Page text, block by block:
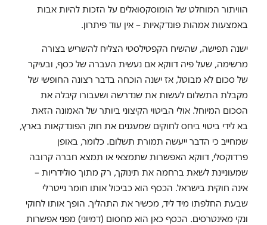
הוויתור המוחלט של הומוסקסואלים על הזכות להיות אבות
באמצעות אמהות פונדקאיות – אין עוד פיתרון.
ישנה תפישה, שהשיח הקפטילסטי הצליח להשריש בצורה
מרשימה, שעל פיה דווקא אם נעשית העברה של כסף, ובעיקר
של סכום לא מבוטל, אז ישנה הוכחה בדבר רצונה החופשי של
מקבלת התשלום לעשות את שנדרשה ושעבורו קיבלה את
הסכום המיוחל. אולי הביטוי הקיצוני ביותר של האמונה הזאת
בא לידי ביטוי ביחס לחוקים שמעגנים את חוק הפונדקאות בארץ,
שמחייב כי הדבר ייעשה תמורת תשלום. כלומר, באופן
פרדוקסלי, דווקא האפשרות שתמצאי או תמצא חברה קרובה
שמעוניינת לשאת ברחמה את תינוקך, רק מתוך סולידריות –
אינה חוקית בישראל. הכסף הוא כביכול אותו חומר נייטרלי
שבעת החלפתו מיד ליד, מכשיר את התהליך. הופך אותו לחוקי
ונקי מאינטרסים. הכסף כאן הוא מחסום (דמיוני) מפני אפשרות